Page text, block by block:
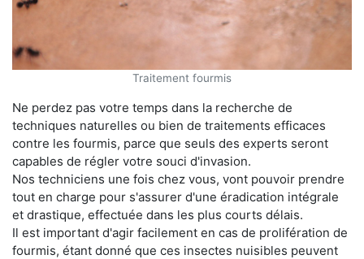
Traitement fourmis
Ne perdez pas votre temps dans la recherche de
techniques naturelles ou bien de traitements efficaces
contre les fourmis, parce que seuls des experts seront
capables de régler votre souci d'invasion.
Nos techniciens une fois chez vous, vont pouvoir prendre
tout en charge pour s'assurer d'une éradication intégrale
et drastique, effectuée dans les plus courts délais.
Il est important d'agir facilement en cas de prolifération de
fourmis, étant donné que ces insectes nuisibles peuvent